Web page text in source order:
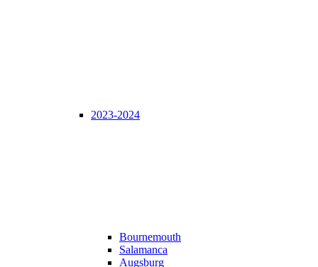
2023-2024
Bournemouth
Salamanca
Augsburg